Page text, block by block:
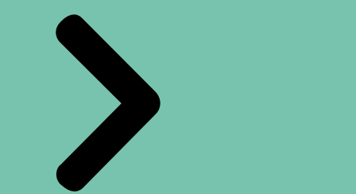
maatregelen en disciplinaire straffen.
De RSJ vindt dat insluiting in een
separatieruimte
niet meer mogelijk mag zijn...
en dat de maximale duur van insluiting in
de eigen kamer
verkort moet worden.
De klacht- en beroepsregeling.